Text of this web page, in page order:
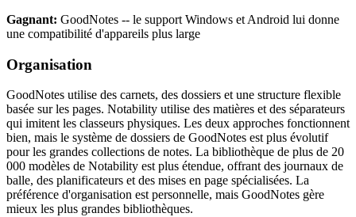
Gagnant: GoodNotes -- le support Windows et Android lui donne
une compatibilité d'appareils plus large
Organisation
GoodNotes utilise des carnets, des dossiers et une structure flexible
basée sur les pages. Notability utilise des matières et des séparateurs
qui imitent les classeurs physiques. Les deux approches fonctionnent
bien, mais le système de dossiers de GoodNotes est plus évolutif
pour les grandes collections de notes. La bibliothèque de plus de 20
000 modèles de Notability est plus étendue, offrant des journaux de
balle, des planificateurs et des mises en page spécialisées. La
préférence d'organisation est personnelle, mais GoodNotes gère
mieux les plus grandes bibliothèques.